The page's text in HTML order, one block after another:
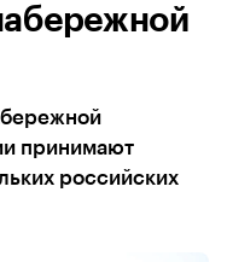
принимают
российских